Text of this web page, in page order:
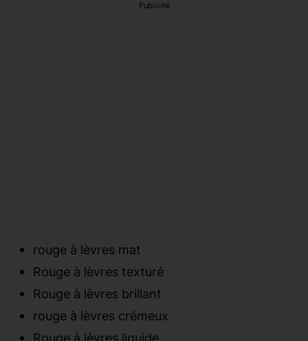
Publicité
rouge à lèvres mat
Rouge à lèvres texturé
Rouge à lèvres brillant
rouge à lèvres crémeux
Rouge à lèvres liquide